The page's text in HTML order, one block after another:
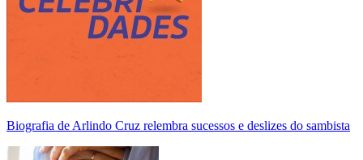
Biografia de Arlindo Cruz relembra sucessos e deslizes do sambista